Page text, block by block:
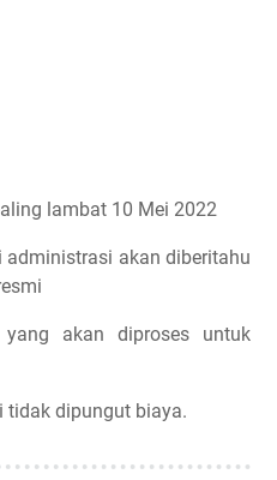
lambat 10 Mei 2022
administrasi akan diberitahu
akan diproses untuk
tidak dipungut biaya.